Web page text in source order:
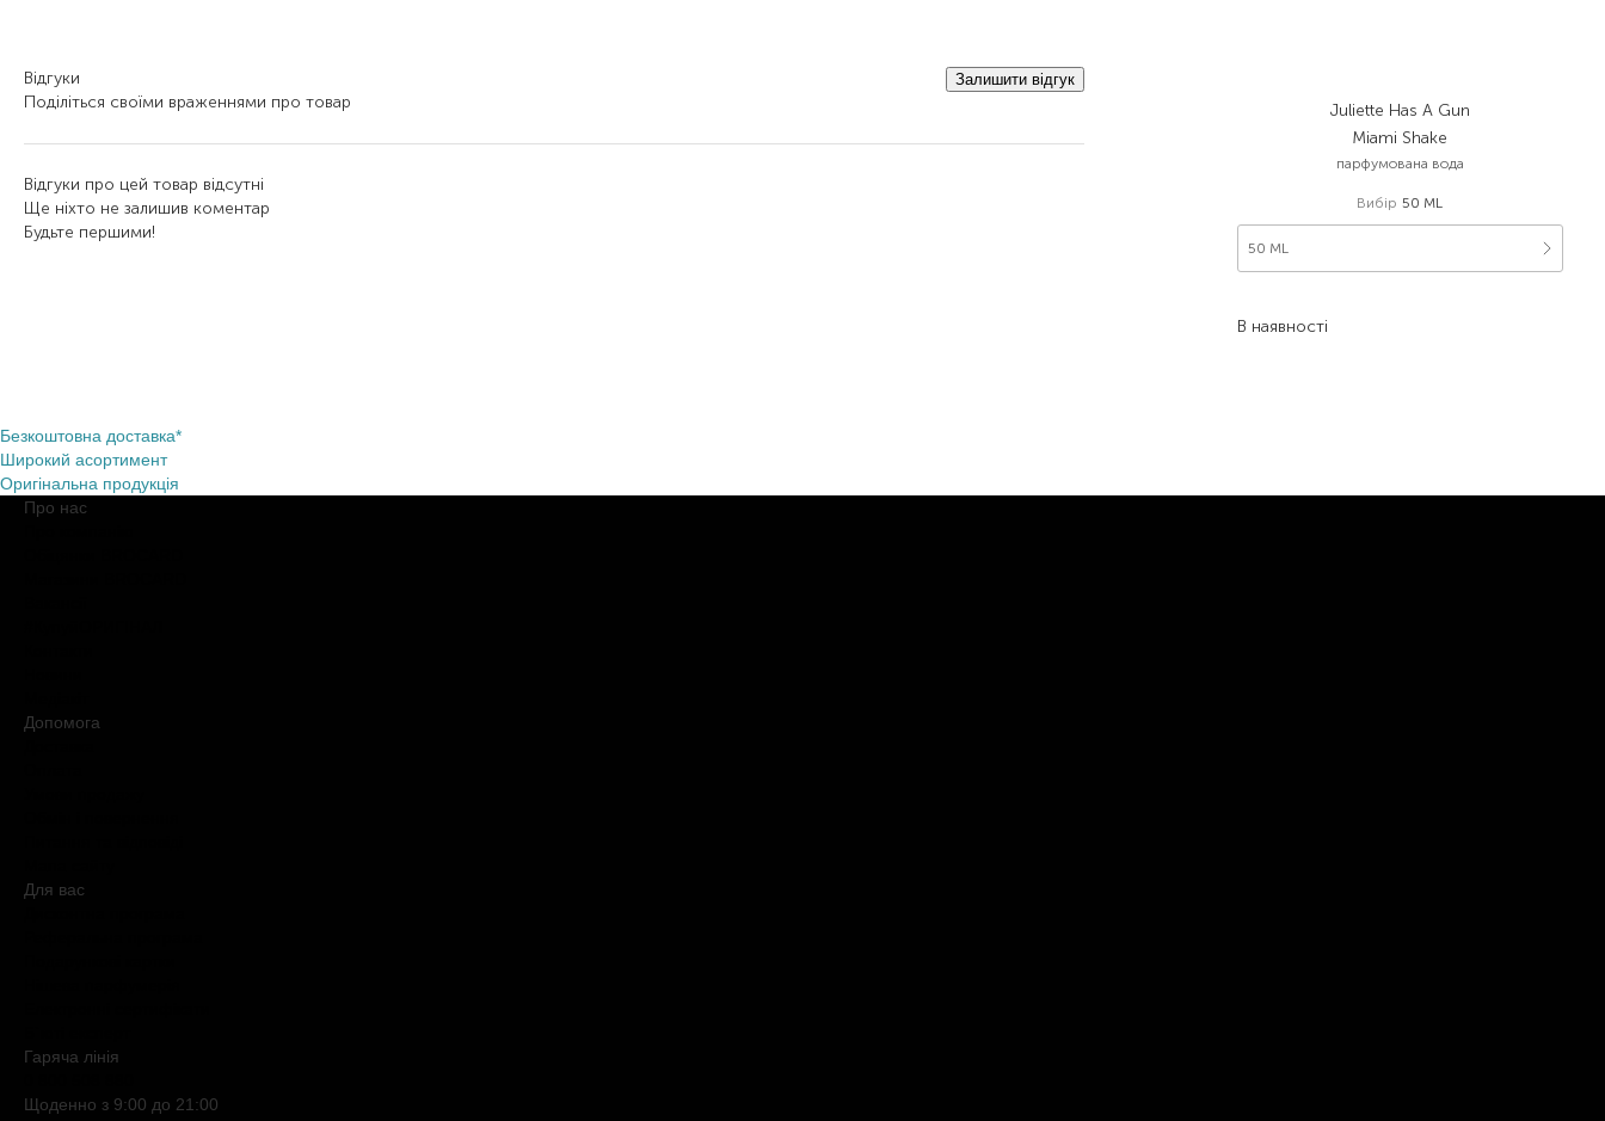
Відгуки
Поділіться своїми враженнями про товар
Залишити відгук
Відгуки про цей товар відсутні
Ще ніхто не залишив коментар
Будьте першими!
Juliette Has A Gun
Miami Shake
парфумована вода
Вибір 50 ML
50 ML
В наявності
Безкоштовна доставка*
Широкий асортимент
Оригінальна продукція
Про нас
Допомога
Для вас
Гаряча лiнiя
Щоденно з 9:00 до 21:00